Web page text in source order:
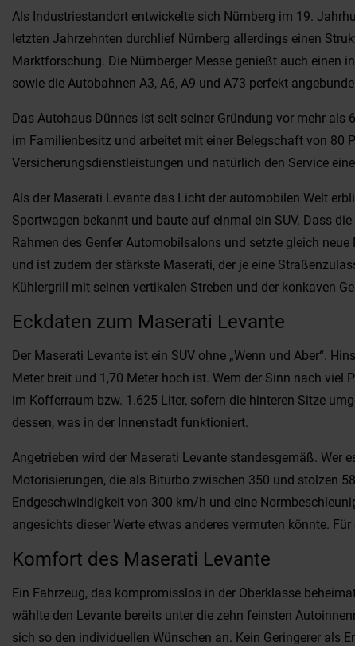
Als Industriestandort entwickelte sich Nürnberg im 19.
letzten Jahrzehnten durchlief Nürnberg allerdings einen
Marktforschung. Die Nürnberger Messe genießt auch einen
sowie die Autobahnen A3, A6, A9 und A73 perfekt
Das Autohaus Dünnes ist seit seiner Gründung vor mehr
im Familienbesitz und arbeitet mit einer Belegschaft von 80
Versicherungsdienstleistungen und natürlich den Service
Als der Maserati Levante das Licht der automobilen Welt
Sportwagen bekannt und baute auf einmal ein SUV. Dass
Rahmen des Genfer Automobilsalons und setzte gleich
und ist zudem der stärkste Maserati, der je eine
Kühlergrill mit seinen vertikalen Streben und der konkaven
Eckdaten zum Maserati Levante
Der Maserati Levante ist ein SUV ohne „Wenn und Aber“.
Meter breit und 1,70 Meter hoch ist. Wem der Sinn nach
im Kofferraum bzw. 1.625 Liter, sofern die hinteren Sitze
dessen, was in der Innenstadt funktioniert.
Angetrieben wird der Maserati Levante standesgemäß. Wer
Motorisierungen, die als Biturbo zwischen 350 und stolzen
Endgeschwindigkeit von 300 km/h und eine
angesichts dieser Werte etwas anderes vermuten könnte.
Komfort des Maserati Levante
Ein Fahrzeug, das kompromisslos in der Oberklasse
wählte den Levante bereits unter die zehn feinsten
sich so den individuellen Wünschen an. Kein Geringerer als